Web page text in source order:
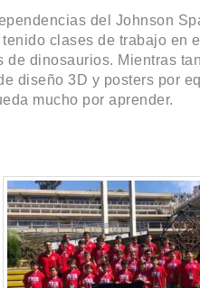
del Johnson
clases de trabajo en
dinosaurios. Mientras
diseño 3D y posters por
mucho por aprender.